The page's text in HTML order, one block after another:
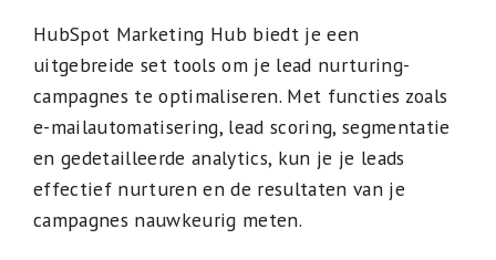
HubSpot Marketing Hub biedt je een
uitgebreide set tools om je lead nurturing-
campagnes te optimaliseren. Met functies zoals
e-mailautomatisering, lead scoring, segmentatie
en gedetailleerde analytics, kun je je leads
effectief nurturen en de resultaten van je
campagnes nauwkeurig meten.